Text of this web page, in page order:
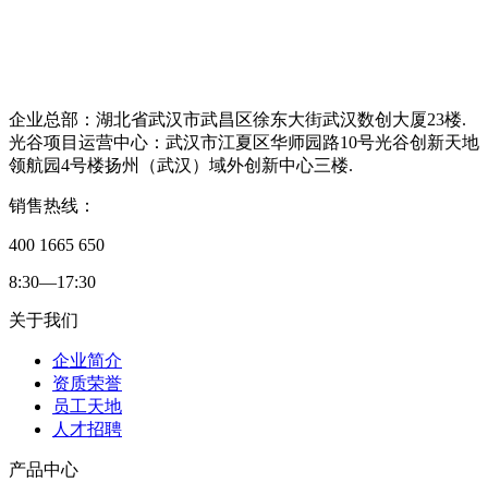
企业总部：湖北省武汉市武昌区徐东大街武汉数创大厦23楼.
光谷项目运营中心：武汉市江夏区华师园路10号光谷创新天地
领航园4号楼扬州（武汉）域外创新中心三楼.
销售热线：
400 1665 650
8:30—17:30
关于我们
企业简介
资质荣誉
员工天地
人才招聘
产品中心